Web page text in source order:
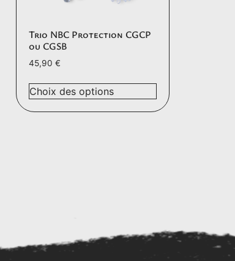
Trio NBC Protection CGCP
ou CGSB
45,90€
Choix des options